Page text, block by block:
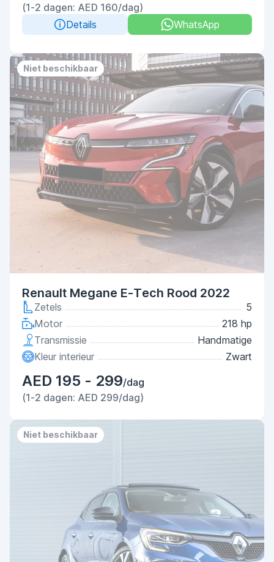
(1-2 dagen: AED 160/dag)
Details
WhatsApp
Niet beschikbaar
Renault Megane E-Tech Rood 2022
Zetels
5
Motor
218 hp
Transmissie
Handmatige
Kleur interieur
Zwart
AED 195 - 299/dag
(1-2 dagen: AED 299/dag)
Niet beschikbaar